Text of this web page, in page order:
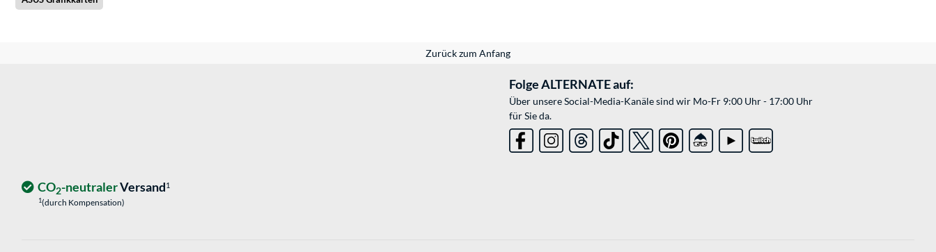
Zurück zum Anfang
Folge ALTERNATE auf:
Über unsere Social-Media-Kanäle sind wir Mo-Fr 9:00 Uhr - 17:00 Uhr
für Sie da.
CO2-neutralerVersand1
1(durch Kompensation)